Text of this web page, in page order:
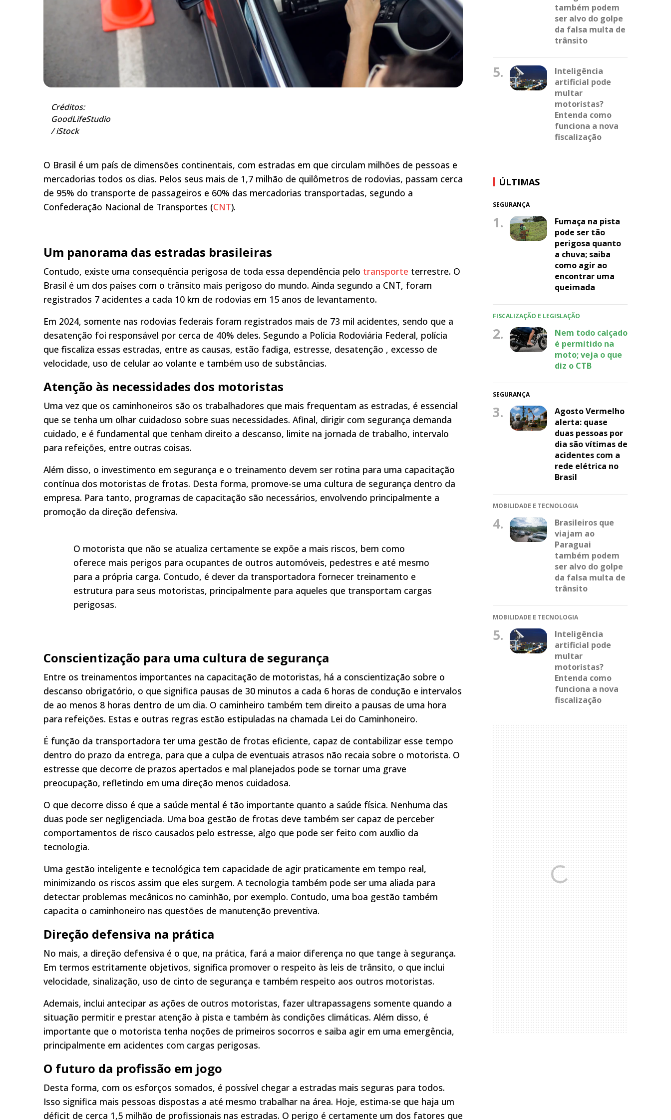
Créditos:
GoodLifeStudio
/ iStock
O Brasil é um país de dimensões continentais, com estradas em que circulam milhões de pessoas e
mercadorias todos os dias. Pelos seus mais de 1,7 milhão de quilômetros de rodovias, passam cerca
de 95% do transporte de passageiros e 60% das mercadorias transportadas, segundo a
Confederação Nacional de Transportes (CNT).
Um panorama das estradas brasileiras
Contudo, existe uma consequência perigosa de toda essa dependência pelo transporte terrestre. O
Brasil é um dos países com o trânsito mais perigoso do mundo. Ainda segundo a CNT, foram
registrados 7 acidentes a cada 10 km de rodovias em 15 anos de levantamento.
Em 2024, somente nas rodovias federais foram registrados mais de 73 mil acidentes, sendo que a
desatenção foi responsável por cerca de 40% deles. Segundo a Polícia Rodoviária Federal, polícia
que fiscaliza essas estradas, entre as causas, estão fadiga, estresse, desatenção , excesso de
velocidade, uso de celular ao volante e também uso de substâncias.
Atenção às necessidades dos motoristas
Uma vez que os caminhoneiros são os trabalhadores que mais frequentam as estradas, é essencial
que se tenha um olhar cuidadoso sobre suas necessidades. Afinal, dirigir com segurança demanda
cuidado, e é fundamental que tenham direito a descanso, limite na jornada de trabalho, intervalo
para refeições, entre outras coisas.
Além disso, o investimento em segurança e o treinamento devem ser rotina para uma capacitação
contínua dos motoristas de frotas. Desta forma, promove-se uma cultura de segurança dentro da
empresa. Para tanto, programas de capacitação são necessários, envolvendo principalmente a
promoção da direção defensiva.
O motorista que não se atualiza certamente se expõe a mais riscos, bem como
oferece mais perigos para ocupantes de outros automóveis, pedestres e até mesmo
para a própria carga. Contudo, é dever da transportadora fornecer treinamento e
estrutura para seus motoristas, principalmente para aqueles que transportam cargas
perigosas.
Conscientização para uma cultura de segurança
Entre os treinamentos importantes na capacitação de motoristas, há a conscientização sobre o
descanso obrigatório, o que significa pausas de 30 minutos a cada 6 horas de condução e intervalos
de ao menos 8 horas dentro de um dia. O caminheiro também tem direito a pausas de uma hora
para refeições. Estas e outras regras estão estipuladas na chamada Lei do Caminhoneiro.
É função da transportadora ter uma gestão de frotas eficiente, capaz de contabilizar esse tempo
dentro do prazo da entrega, para que a culpa de eventuais atrasos não recaia sobre o motorista. O
estresse que decorre de prazos apertados e mal planejados pode se tornar uma grave
preocupação, refletindo em uma direção menos cuidadosa.
O que decorre disso é que a saúde mental é tão importante quanto a saúde física. Nenhuma das
duas pode ser negligenciada. Uma boa gestão de frotas deve também ser capaz de perceber
comportamentos de risco causados pelo estresse, algo que pode ser feito com auxílio da
tecnologia.
Uma gestão inteligente e tecnológica tem capacidade de agir praticamente em tempo real,
minimizando os riscos assim que eles surgem. A tecnologia também pode ser uma aliada para
detectar problemas mecânicos no caminhão, por exemplo. Contudo, uma boa gestão também
capacita o caminhoneiro nas questões de manutenção preventiva.
Direção defensiva na prática
No mais, a direção defensiva é o que, na prática, fará a maior diferença no que tange à segurança.
Em termos estritamente objetivos, significa promover o respeito às leis de trânsito, o que inclui
velocidade, sinalização, uso de cinto de segurança e também respeito aos outros motoristas.
Ademais, inclui antecipar as ações de outros motoristas, fazer ultrapassagens somente quando a
situação permitir e prestar atenção à pista e também às condições climáticas. Além disso, é
importante que o motorista tenha noções de primeiros socorros e saiba agir em uma emergência,
principalmente em acidentes com cargas perigosas.
O futuro da profissão em jogo
Desta forma, com os esforços somados, é possível chegar a estradas mais seguras para todos.
Isso significa mais pessoas dispostas a até mesmo trabalhar na área. Hoje, estima-se que haja um
déficit de cerca 1,5 milhão de profissionais nas estradas. O perigo é certamente um dos fatores que
também podem
ser alvo do golpe
da falsa multa de
trânsito
5.
Inteligência
artificial pode
multar
motoristas?
Entenda como
funciona a nova
fiscalização
ÚLTIMAS
SEGURANÇA
1.
Fumaça na pista
pode ser tão
perigosa quanto
a chuva; saiba
como agir ao
encontrar uma
queimada
FISCALIZAÇÃO E LEGISLAÇÃO
2.
Nem todo calçado
é permitido na
moto; veja o que
diz o CTB
SEGURANÇA
3.
Agosto Vermelho
alerta: quase
duas pessoas por
dia são vítimas de
acidentes com a
rede elétrica no
Brasil
MOBILIDADE E TECNOLOGIA
4.
Brasileiros que
viajam ao
Paraguai
também podem
ser alvo do golpe
da falsa multa de
trânsito
MOBILIDADE E TECNOLOGIA
5.
Inteligência
artificial pode
multar
motoristas?
Entenda como
funciona a nova
fiscalização